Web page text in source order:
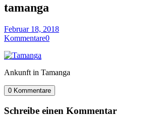
tamanga
Februar 18, 2018
Kommentare0
Ankunft in Tamanga
0 Kommentare
Schreibe einen Kommentar